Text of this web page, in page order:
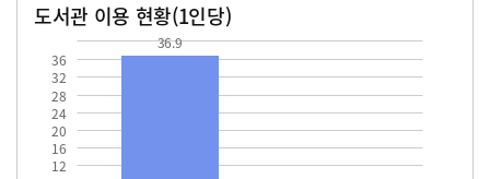
도서관 이용 현황(1인당)
12
16
20
24
28
32
36
36.9